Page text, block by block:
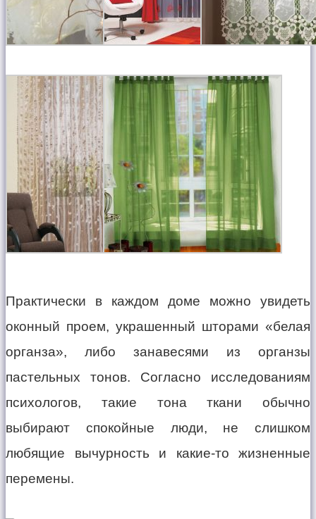
Практически в каждом доме можно увидеть
оконный проем, украшенный шторами «белая
органза», либо занавесями из органзы
пастельных тонов. Согласно исследованиям
психологов, такие тона ткани обычно
выбирают спокойные люди, не слишком
любящие вычурность и какие-то жизненные
перемены.